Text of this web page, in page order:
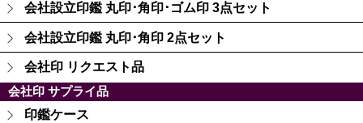
会社設立印鑑 丸印･角印･ゴム印 3点セット
会社設立印鑑 丸印･角印 2点セット
会社印 リクエスト品
会社印 サプライ品
印鑑ケース